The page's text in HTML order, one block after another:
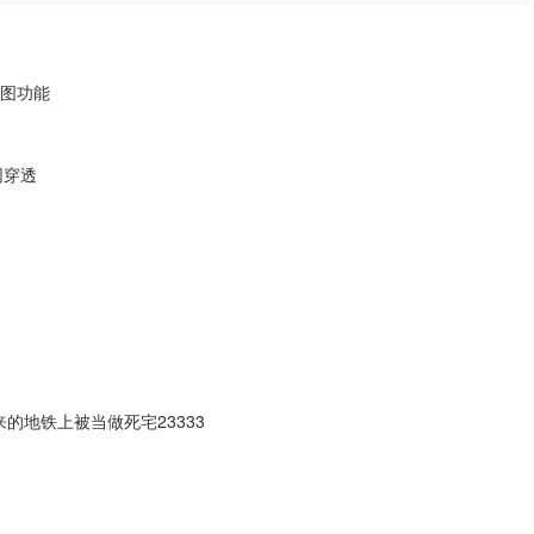
功能
透
地铁上被当做死宅23333